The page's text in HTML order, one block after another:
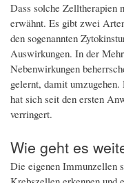
Dass solche Zelltherapien
erwähnt. Es gibt zwei
den sogenannten
Auswirkungen. In der
Nebenwirkungen
gelernt, damit
hat sich seit den ersten
verringert.
Wie geht es
Die eigenen Immunzellen